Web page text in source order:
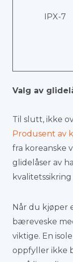
IPX-7
Valg av
Til slutt, ikke
Produsent av
fra koreanske
glidelåser av
Når du kjøper
bæreveske
viktige. En
oppfyller ikke